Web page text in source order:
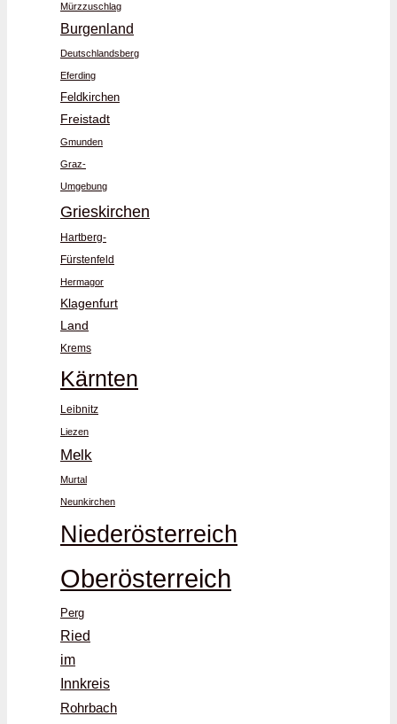
Mürzzuschlag
Burgenland
Deutschlandsberg
Eferding
Feldkirchen
Freistadt
Gmunden
Graz-
Umgebung
Grieskirchen
Hartberg-
Fürstenfeld
Hermagor
Klagenfurt
Land
Krems
Kärnten
Leibnitz
Liezen
Melk
Murtal
Neunkirchen
Niederösterreich
Oberösterreich
Perg
Ried
im
Innkreis
Rohrbach